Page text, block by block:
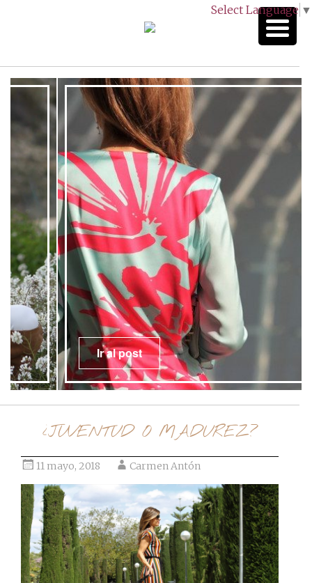
Select Language ▼
Ir al post
¿JUVENTUD O MADUREZ?
11 mayo, 2018 Carmen Antón